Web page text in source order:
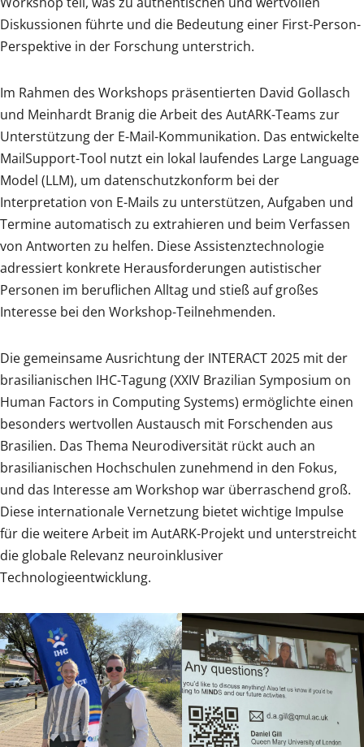
Diskussionen führte und die Bedeutung einer First-Person-
Perspektive in der Forschung unterstrich.
Im Rahmen des Workshops präsentierten David Gollasch
und Meinhardt Branig die Arbeit des AutARK-Teams zur
Unterstützung der E-Mail-Kommunikation. Das entwickelte
MailSupport-Tool nutzt ein lokal laufendes Large Language
Model (LLM), um datenschutzkonform bei der
Interpretation von E-Mails zu unterstützen, Aufgaben und
Termine automatisch zu extrahieren und beim Verfassen
von Antworten zu helfen. Diese Assistenztechnologie
adressiert konkrete Herausforderungen autistischer
Personen im beruflichen Alltag und stieß auf großes
Interesse bei den Workshop-Teilnehmenden.
Die gemeinsame Ausrichtung der INTERACT 2025 mit der
brasilianischen IHC-Tagung (XXIV Brazilian Symposium on
Human Factors in Computing Systems) ermöglichte einen
besonders wertvollen Austausch mit Forschenden aus
Brasilien. Das Thema Neurodiversität rückt auch an
brasilianischen Hochschulen zunehmend in den Fokus,
und das Interesse am Workshop war überraschend groß.
Diese internationale Vernetzung bietet wichtige Impulse
für die weitere Arbeit im AutARK-Projekt und unterstreicht
die globale Relevanz neuroinklusiver
Technologieentwicklung.